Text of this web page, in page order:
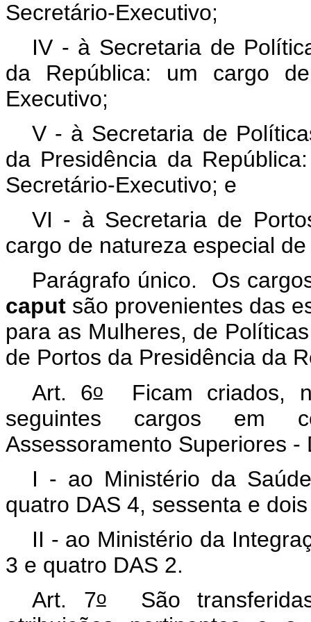
Secretário-Executivo;
IV - à Secretaria de
da República: um cargo
Executivo;
V - à Secretaria de
da Presidência da
Secretário-Executivo; e
VI - à Secretaria de
cargo de natureza especial
Parágrafo único. Os
caput são provenientes das
para as Mulheres, de
de Portos da Presidência da
Art. 6oFicam criados,
seguintes cargos em
Assessoramento Superiores -
I - ao Ministério da
quatro DAS 4, sessenta e
II - ao Ministério da
3 e quatro DAS 2.
Art. 7oSão